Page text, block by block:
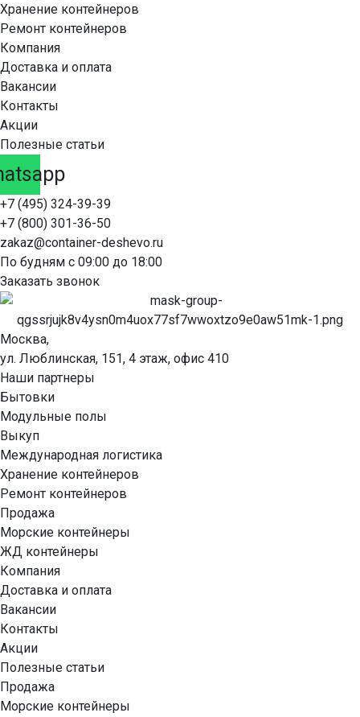
Хранение контейнеров
Ремонт контейнеров
Компания
Доставка и оплата
Вакансии
Контакты
Акции
Полезные статьи
+7 (495) 324-39-39
+7 (800) 301-36-50
zakaz@container-deshevo.ru
По будням с 09:00 до 18:00
Заказать звонок
Москва,
ул. Люблинская, 151, 4 этаж, офис 410
Наши партнеры
Бытовки
Модульные полы
Выкуп
Международная логистика
Хранение контейнеров
Ремонт контейнеров
Продажа
Морские контейнеры
ЖД контейнеры
Компания
Доставка и оплата
Вакансии
Контакты
Акции
Полезные статьи
Продажа
Морские контейнеры